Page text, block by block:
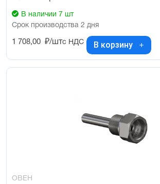
В наличии 7 шт
Срок производства 2 дня
1 708,00 ₽/штс НДС В корзину
ОВЕН